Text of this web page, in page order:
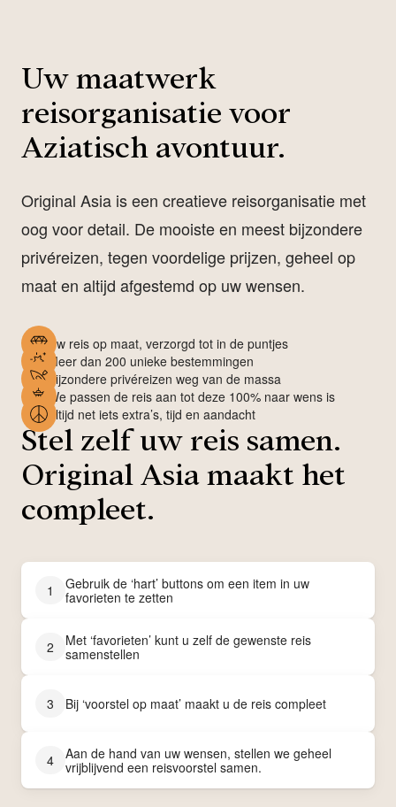
Uw maatwerk
reisorganisatie voor
Aziatisch avontuur.
Original Asia is een creatieve reisorganisatie met
oog voor detail. De mooiste en meest bijzondere
privéreizen, tegen voordelige prijzen, geheel op
maat en altijd afgestemd op uw wensen.
Uw reis op maat, verzorgd tot in de puntjes
Meer dan 200 unieke bestemmingen
Bijzondere privéreizen weg van de massa
We passen de reis aan tot deze 100% naar wens is
Altijd net iets extra’s, tijd en aandacht
Stel zelf uw reis samen.
Original Asia maakt het
compleet.
1
Gebruik de ‘hart’ buttons om een item in uw
favorieten te zetten
2
Met ‘favorieten’ kunt u zelf de gewenste reis
samenstellen
3 Bij ‘voorstel op maat’ maakt u de reis compleet
4
Aan de hand van uw wensen, stellen we geheel
vrijblijvend een reisvoorstel samen.